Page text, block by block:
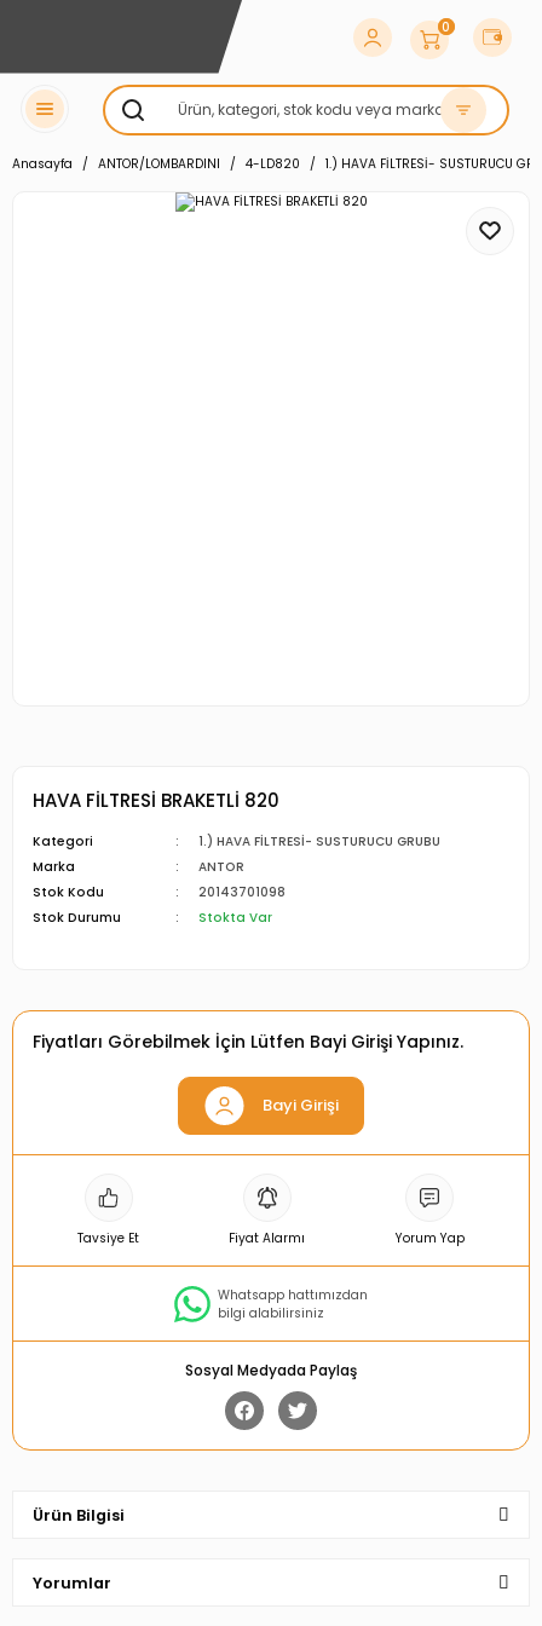
0
Anasayfa ANTOR/LOMBARDINI 4-LD820 1.) HAVA FİLTRESİ- SUSTURUCU
HAVA FİLTRESİ BRAKETLİ 820
Kategori
1.) HAVA FİLTRESİ- SUSTURUCU GRUBU
Marka
ANTOR
Stok Kodu
20143701098
Stok Durumu
Stokta Var
Fiyatları Görebilmek İçin Lütfen Bayi Girişi Yapınız.
Bayi Girişi
Tavsiye Et Fiyat Alarmı Yorum Yap
Whatsapp hattımızdan
bilgi alabilirsiniz
Sosyal Medyada Paylaş
Ürün Bilgisi
Yorumlar